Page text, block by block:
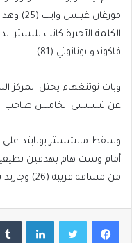
الكلمة الأخيرة كانت لليستر
فاكوندو بونانوتي (81).
عن تشلسي الخامس صاحب
وسقط مانشستر يونايتد على
أمام وست هام بهدفين
من مسافة قريبة (26) وجاريد بوين (56).
فيسبوكتويتر لينكدإن